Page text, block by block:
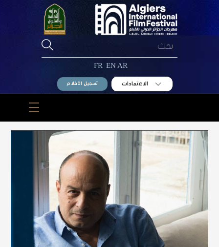
AR
EN
FR
الاعتمادات تسجيل الأفلام
Menu